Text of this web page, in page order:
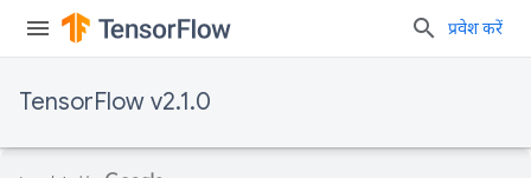
प्रवेश करें
TensorFlow v2.1.0